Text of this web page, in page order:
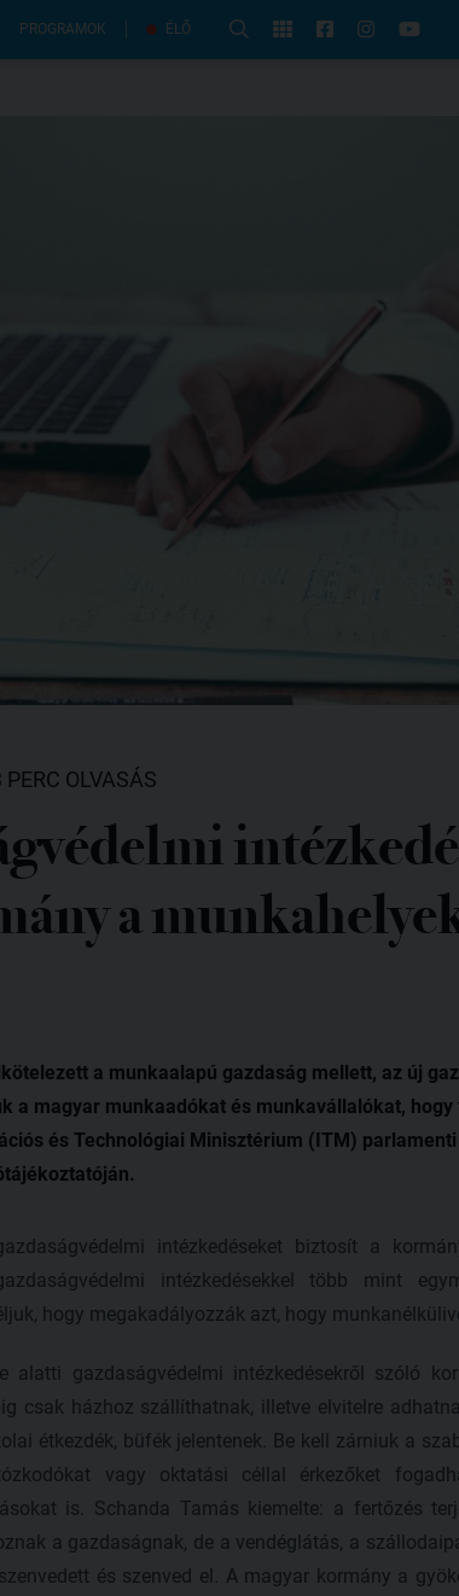
PROGRAMOK ÉLŐ
OLVASÁS
a
a munkaalapú gazdaság mellett, az új
a magyar munkaadókat és munkavállalókat,
és Technológiai Minisztérium (ITM)
intézkedéseket biztosít a
intézkedésekkel több mint
hogy megakadályozzák azt, hogy
alatti gazdaságvédelmi intézkedésekről szóló
csak házhoz szállíthatnak, illetve elvitelre
étkezdék, büfék jelentenek. Be kell zárniuk a
vagy oktatási céllal érkezőket
is. Schanda Tamás kiemelte: a fertőzés
a gazdaságnak, de a vendéglátás, a
és szenved el. A magyar kormány a